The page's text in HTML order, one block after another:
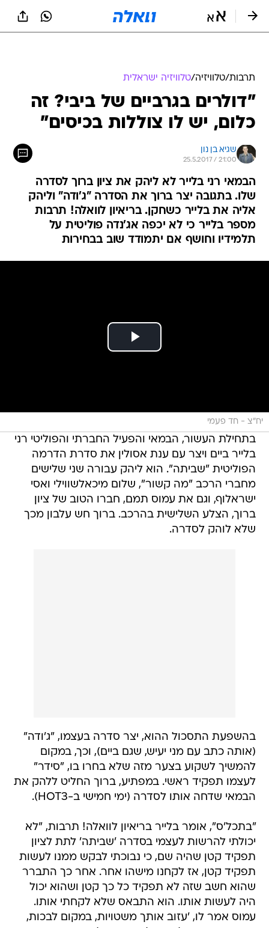
תרבות/טלוויזיה/טלוויזיה ישראלית
"דולרים בגרביים של ביבי? זה
כלום, יש לו צוללות בכיסים"
שגיא בן נון
25.5.2017 / 21:00
הבמאי רני בלייר לא ליהק את ציון ברוך לסדרה
שלו. בתגובה יצר ברוך את הסדרה "ג'ודה" וליהק
אליה את בלייר כשחקן. בריאיון לוואלה! תרבות
מספר בלייר כי לא יכפה אג'נדה פוליטית על
תלמידיו וחושף אם יתמודד שוב בבחירות
יח"צ - חד פעמי
בתחילת העשור, הבמאי והפעיל החברתי והפוליטי רני
בלייר ביים ויצר עם ענת אסולין את סדרת הדרמה
הפוליטית "שביתה". הוא ליהק עבורה שני שלישים
מחברי הרכב "מה קשור", שלום מיכאלשווילי ואסי
ישראלוף, וגם את עמוס תמם, חברו הטוב של ציון
ברוך, הצלע השלישית בהרכב. ברוך חש עלבון מכך
שלא לוהק לסדרה.
בהשפעת התסכול ההוא, יצר סדרה בעצמו, "ג'ודה"
(אותה כתב עם מני יעיש, שגם ביים), וכך, במקום
להמשיך לשקוע בצער מזה שלא בחרו בו, "סידר"
לעצמו תפקיד ראשי. במפתיע, ברוך החליט ללהק את
הבמאי שדחה אותו לסדרה (ימי חמישי ב-HOT3).
"בתכל'ס", אומר בלייר בריאיון לוואלה! תרבות, "לא
יכולתי להרשות לעצמי בסדרה 'שביתה' לתת לציון
תפקיד קטן שהיה שם, כי נבוכתי לבקש ממנו לעשות
תפקיד קטן, אז לקחנו מישהו אחר. אחר כך התברר
שהוא חשב שזה לא תפקיד כל כך קטן ושהוא יכול
היה לעשות אותו. הוא התבאס שלא לקחתי אותו.
עמוס אמר לו, 'עזוב אותך משטויות, במקום לבכות,